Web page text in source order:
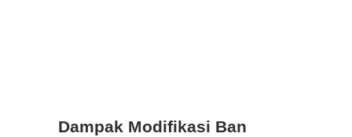
Dampak Modifikasi Ban